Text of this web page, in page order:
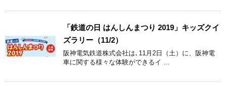
「鉄道の日 はんしんまつり 2019」キッズクイ
ズラリー（11/2）
阪神電気鉄道株式会社は､11月2日（土）に、阪神電
車に関する様々な体験ができるイ ...